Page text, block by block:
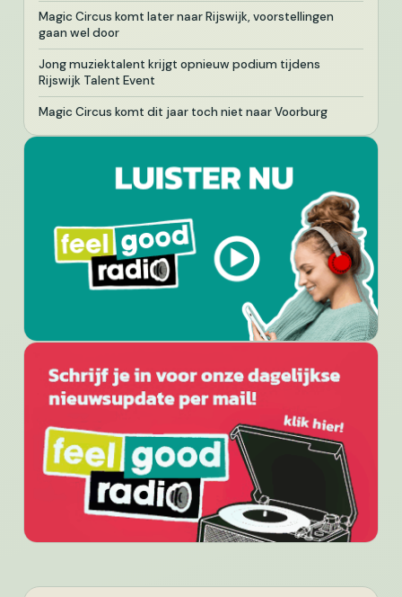
Magic Circus komt later naar Rijswijk, voorstellingen
gaan wel door
Jong muziektalent krijgt opnieuw podium tijdens
Rijswijk Talent Event
Magic Circus komt dit jaar toch niet naar Voorburg